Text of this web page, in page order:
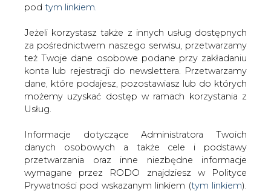
WŁĄCZ CIRE.TV
pod tym linkiem.
Jeżeli korzystasz także z innych usług dostępnych
za pośrednictwem naszego serwisu, przetwarzamy
też Twoje dane osobowe podane przy zakładaniu
konta lub rejestracji do newslettera. Przetwarzamy
dane, które podajesz, pozostawiasz lub do których
możemy uzyskać dostęp w ramach korzystania z
Usług.
Informacje dotyczące Administratora Twoich
danych osobowych a także cele i podstawy
przetwarzania oraz inne niezbędne informacje
wymagane przez RODO znajdziesz w Polityce
Prywatności pod wskazanym linkiem (tym linkiem).
Strona główna / RYNEK GAZU / Z czego ma żyć
(energetycznie) demokratyczna i wolna Białoruś?
2020-09-29 00:00
skomentuj
udostępnij: